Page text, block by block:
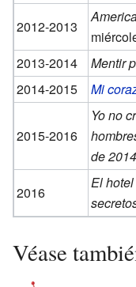
2012-2013
2013-2014
Mentir
2014-2015
Mi
2015-2016
Yo no
de
2016
El
Véase